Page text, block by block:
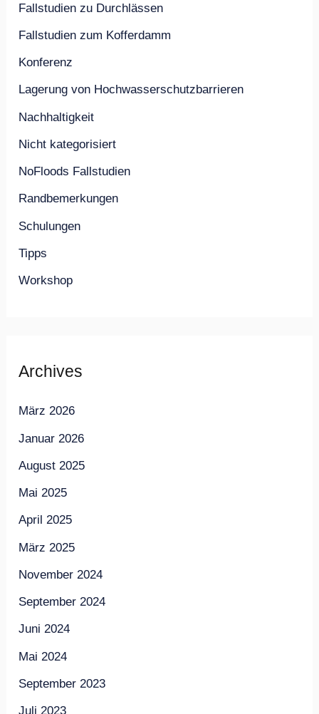
Fallstudien zu Durchlässen
Fallstudien zum Kofferdamm
Konferenz
Lagerung von Hochwasserschutzbarrieren
Nachhaltigkeit
Nicht kategorisiert
NoFloods Fallstudien
Randbemerkungen
Schulungen
Tipps
Workshop
Archives
März 2026
Januar 2026
August 2025
Mai 2025
April 2025
März 2025
November 2024
September 2024
Juni 2024
Mai 2024
September 2023
Juli 2023